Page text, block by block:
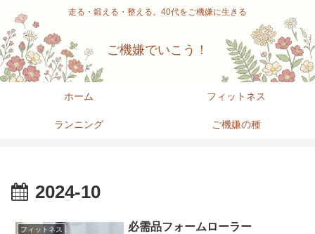
走る・鍛える・整える。40代をご機嫌に生きる
ご機嫌でいこう！
ホーム フィットネス
ランニング ご機嫌の種
2024-10
フィットネス 必需品フォームローラー